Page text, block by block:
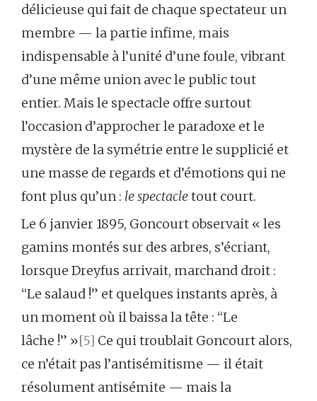
délicieuse qui fait de chaque spectateur un
membre — la partie infime, mais
indispensable à l’unité d’une foule, vibrant
d’une même union avec le public tout
entier. Mais le spectacle offre surtout
l’occasion d’approcher le paradoxe et le
mystère de la symétrie entre le supplicié et
une masse de regards et d’émotions qui ne
font plus qu’un : le spectacletout court.
Le 6 janvier 1895, Goncourt observait « les
gamins montés sur des arbres, s’écriant,
lorsque Dreyfus arrivait, marchand droit :
“Le salaud !” et quelques instants après, à
un moment où il baissa la tête : “Le
lâche !” »[5] Ce qui troublait Goncourt alors,
ce n’était pas l’antisémitisme — il était
résolument antisémite — mais la